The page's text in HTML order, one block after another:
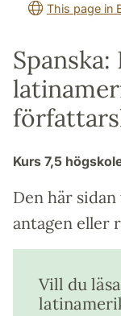
översättning till
This page in
Kurs 7,5
Den här
antagen eller
Vill du